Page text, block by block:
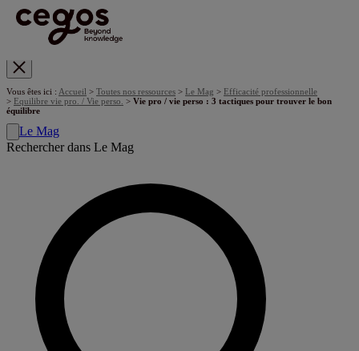
Vous êtes ici : Accueil > Toutes nos ressources > Le Mag > Efficacité professionnelle
> Equilibre vie pro. / Vie perso. > Vie pro / vie perso : 3 tactiques pour trouver le bon
équilibre
Le Mag
Rechercher dans Le Mag